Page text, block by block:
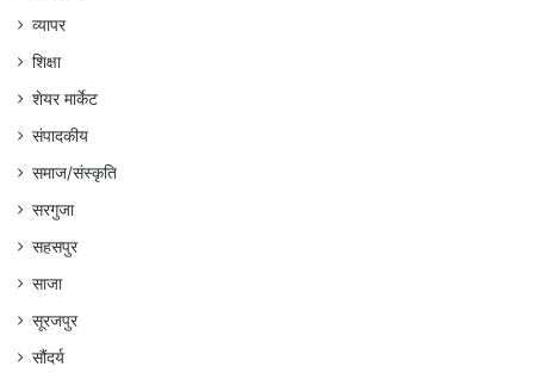
व्यापर
शिक्षा
शेयर मार्केट
संपादकीय
समाज/संस्कृति
सरगुजा
सहसपुर
साजा
सूरजपुर
सौंदर्य